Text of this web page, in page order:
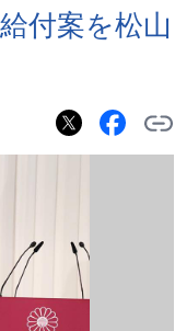
付案を松山